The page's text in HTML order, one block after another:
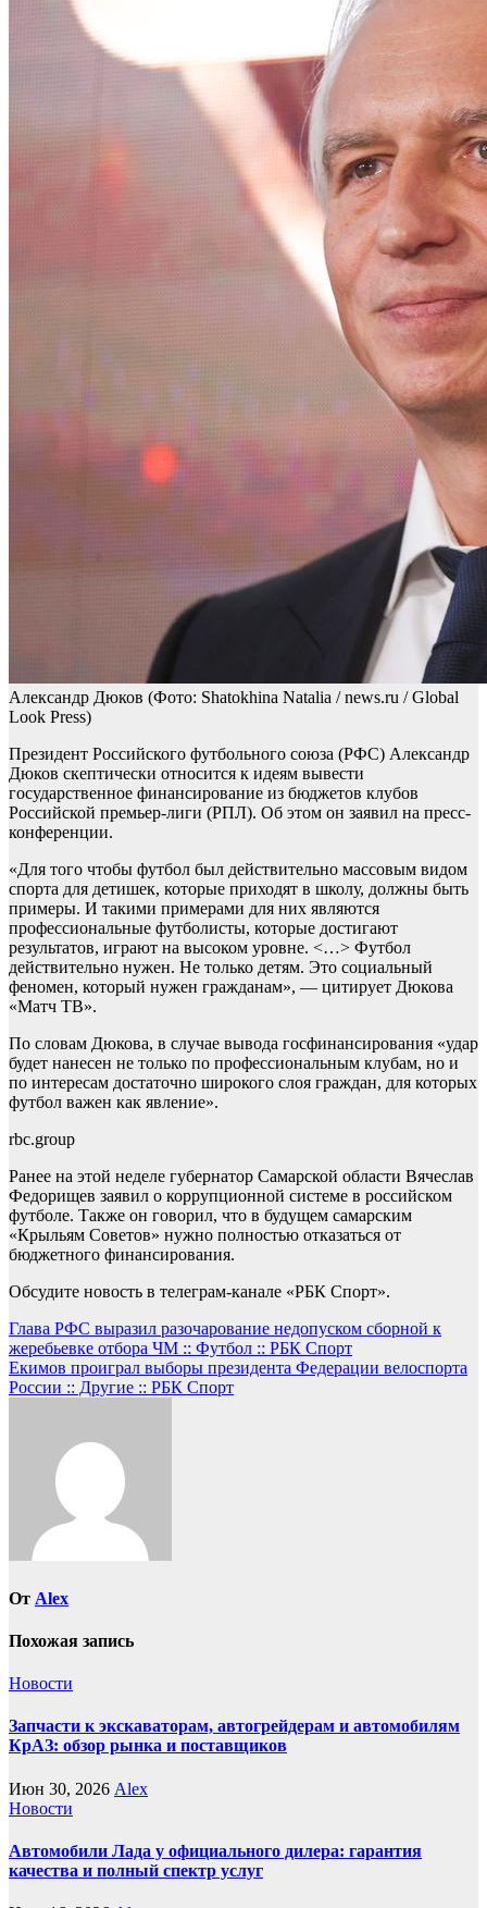
Александр Дюков (Фото: Shatokhina Natalia / news.ru / Global
Look Press)
Президент Российского футбольного союза (РФС) Александр
Дюков скептически относится к идеям вывести
государственное финансирование из бюджетов клубов
Российской премьер‑лиги (РПЛ). Об этом он заявил на пресс-
конференции.
«Для того чтобы футбол был действительно массовым видом
спорта для детишек, которые приходят в школу, должны быть
примеры. И такими примерами для них являются
профессиональные футболисты, которые достигают
результатов, играют на высоком уровне. <…> Футбол
действительно нужен. Не только детям. Это социальный
феномен, который нужен гражданам», — цитирует Дюкова
«Матч ТВ».
По словам Дюкова, в случае вывода госфинансирования «удар
будет нанесен не только по профессиональным клубам, но и
по интересам достаточно широкого слоя граждан, для которых
футбол важен как явление».
rbc.group
Ранее на этой неделе губернатор Самарской области Вячеслав
Федорищев заявил о коррупционной системе в российском
футболе. Также он говорил, что в будущем самарским
«Крыльям Советов» нужно полностью отказаться от
бюджетного финансирования.
Обсудите новость в телеграм-канале «РБК Спорт».
Навигация
по
записям
Глава РФС выразил разочарование недопуском сборной к
жеребьевке отбора ЧМ :: Футбол :: РБК Спорт
Екимов проиграл выборы президента Федерации велоспорта
России :: Другие :: РБК Спорт
От Alex
Похожая запись
Новости
Запчасти к экскаваторам, автогрейдерам и автомобилям
КрАЗ: обзор рынка и поставщиков
Июн 30, 2026 Alex
Новости
Автомобили Лада у официального дилера: гарантия
качества и полный спектр услуг